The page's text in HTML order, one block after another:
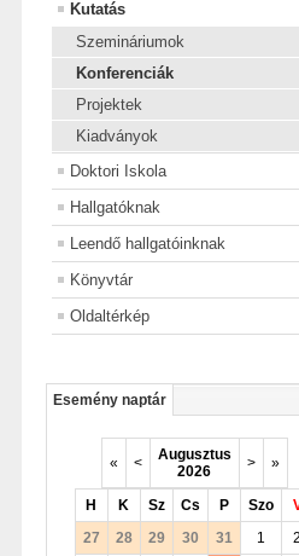
Kutatás
Szemináriumok
Konferenciák
Projektek
Kiadványok
Doktori Iskola
Hallgatóknak
Leendő hallgatóinknak
Könyvtár
Oldaltérkép
Esemény naptár
« <
Augusztus
2026
> »
H K Sz Cs P Szo
27
28 29 30 31 1
2